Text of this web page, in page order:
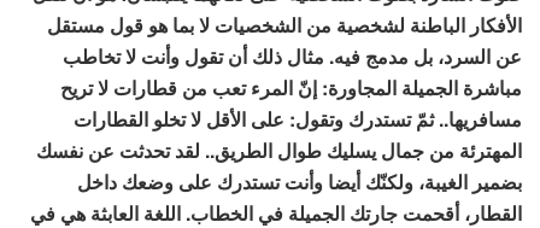
الأفكار الباطنة لشخصية من الشخصيات لا بما هو قول مستقل
عن السرد، بل مدمج فيه. مثال ذلك أن تقول وأنت لا تخاطب
مباشرة الجميلة المجاورة: إنّ المرء تعب من قطارات لا تريح
مسافريها.. ثمّ تستدرك وتقول: على الأقل لا تخلو القطارات
المهترئة من جمال يسليك طوال الطريق.. لقد تحدثت عن نفسك
بضمير الغيبة، ولكنّك أيضا وأنت تستدرك على وضعك داخل
القطار، أقحمت جارتك الجميلة في الخطاب. اللغة العابثة هي في